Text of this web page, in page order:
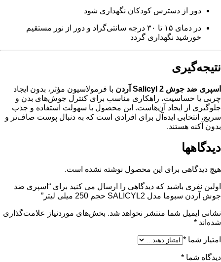
دور از دسترس کودکان نگهداری شود
در دمای ۱۵ تا ۳۰ درجه سانتی‌گراد و دور از نور مستقیم
خورشید نگهداری گردد
نتیجه‌گیری
اسپری ضد جوش Salicyl 2 آردن
با فرمولاسیون مؤثر، بدون ایجاد
چربی یا حساسیت، راهکاری مناسب برای کنترل جوش‌های بدن و
جلوگیری از ایجاد آن‌هاست. این محصول با سهولت استفاده و جذب
سریع، انتخابی ایده‌آل برای افرادی است که به دنبال پوست صاف‌تر و
بدون آکنه هستند.
دیدگاهها
هیچ دیدگاهی برای این محصول نوشته نشده است.
اولین نفری باشید که دیدگاهی را ارسال می کنید برای “اسپری ضد
جوش آردن سبوما مدل SALICYL2 حجم 250 میلی لیتر”
نشانی ایمیل شما منتشر نخواهد شد. بخش‌های موردنیاز علامت‌گذاری
شده‌اند *
امتیاز شما *
دیدگاه شما *